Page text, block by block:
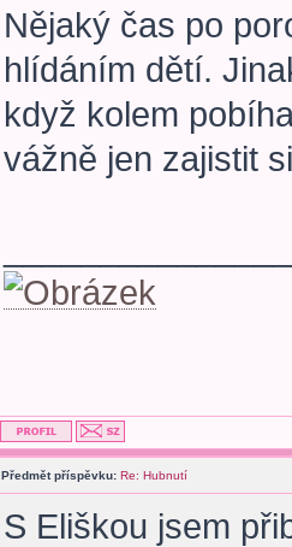
Nějaký čas po
hlídáním dětí.
když kolem
vážně jen zajistit
Předmět příspěvku: Re: Hubnutí
S Eliškou jsem